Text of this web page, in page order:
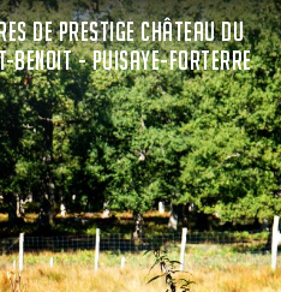
DE PRESTIGE CHÂTEAU DU
BENOIT - PUISAYE-FORTERRE